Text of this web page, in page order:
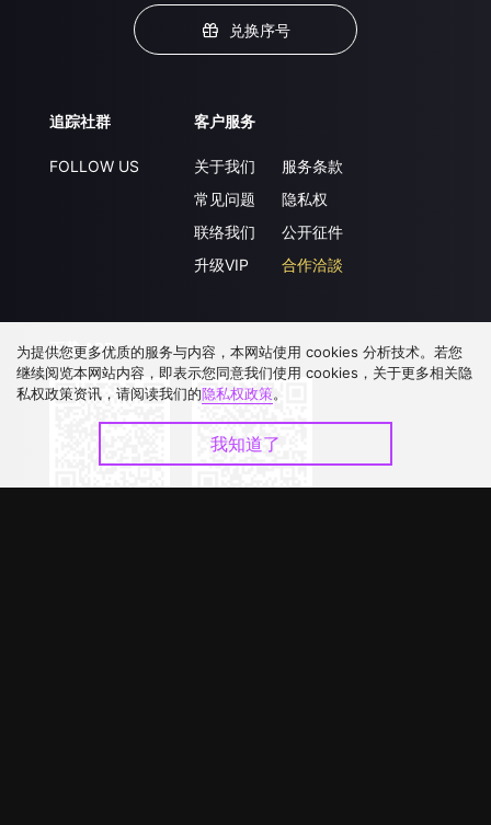
兑换序号
追踪社群
FOLLOW US
客户服务
关于我们
常见问题
联络我们
升级VIP
服务条款
隐私权
公开征件
合作洽談
下载 APP
为提供您更多优质的服务与内容，本网站使用 cookies 分析技术。若您
继续阅览本网站内容，即表示您同意我们使用 cookies，关于更多相关隐
私权政策资讯，请阅读我们的隐私权政策。
我知道了